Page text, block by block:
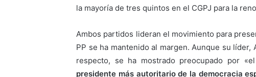
la mayoría de tres quintos en el CGPJ para la
Ambos partidos lideran el movimiento para
PP se ha mantenido al margen. Aunque su
respecto, se ha mostrado preocupado por
presidente más autoritario de la democracia